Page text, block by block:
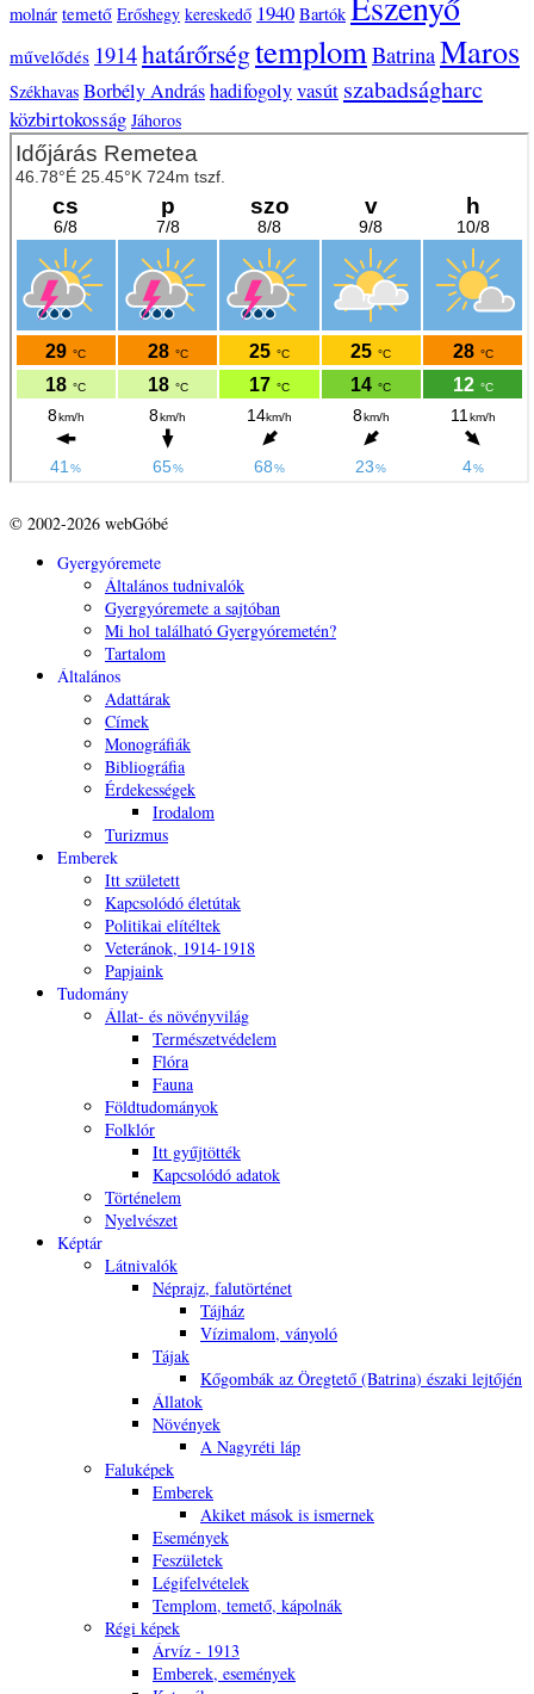
molnár temető Erőshegy kereskedő 1940 Bartók
művelődés 1914határőrségtemplomBatrinaMaros
Székhavas Borbély Andráshadifogolyvasút szabadságharc
közbirtokosság Jáhoros
© 2002-2026 webGóbé
Gyergyóremete
Általános tudnivalók
Gyergyóremete a sajtóban
Mi hol található Gyergyóremetén?
Tartalom
Általános
Adattárak
Címek
Monográfiák
Bibliográfia
Érdekességek
Irodalom
Turizmus
Emberek
Itt született
Kapcsolódó életútak
Politikai elítéltek
Veteránok, 1914-1918
Papjaink
Tudomány
Állat- és növényvilág
Természetvédelem
Flóra
Fauna
Földtudományok
Folklór
Itt gyűjtötték
Kapcsolódó adatok
Történelem
Nyelvészet
Képtár
Látnivalók
Néprajz, falutörténet
Tájház
Vízimalom, ványoló
Tájak
Kőgombák az Öregtető (Batrina) északi lejtőjén
Állatok
Növények
A Nagyréti láp
Faluképek
Emberek
Akiket mások is ismernek
Események
Feszületek
Légifelvételek
Templom, temető, kápolnák
Régi képek
Árvíz - 1913
Emberek, események